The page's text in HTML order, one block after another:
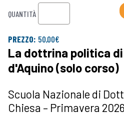
QUANTITÀ
PREZZO: 50,00€
La dottrina politica di
d'Aquino (solo corso)
Scuola Nazionale di
Chiesa – Primavera 2026